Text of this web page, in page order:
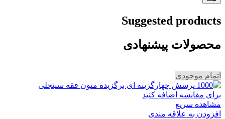
Suggested products
محصولات پیشنهادی
اتمام موجودی
برای مقایسه اضافه کنید
مشاهده سریع
افزودن به علاقه مندی